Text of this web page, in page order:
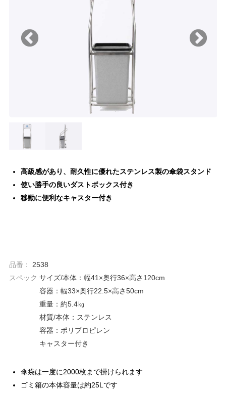
高級感があり、耐久性に優れたステンレス製の傘袋スタンド
使い勝手の良いダストボックス付き
移動に便利なキャスター付き
品番：
2538
スペック サイズ/本体：幅41×奥行36×高さ120cm
容器：幅33×奥行22.5×高さ50cm
重量：約5.4㎏
材質/本体：ステンレス
容器：ポリプロピレン
キャスター付き
傘袋は一度に2000枚まで掛けられます
ゴミ箱の本体容量は約25Lです